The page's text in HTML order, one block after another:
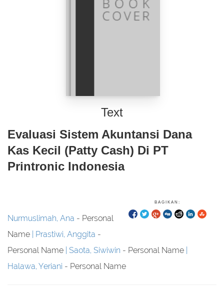
Text
Evaluasi Sistem Akuntansi Dana
Kas Kecil (Patty Cash) Di PT
Printronic Indonesia
BAGIKAN:
Nurmuslimah, Ana - Personal
Name
Prastiwi, Anggita -
Personal Name Saota, Siwiwin - Personal Name
Halawa, Yeriani - Personal Name